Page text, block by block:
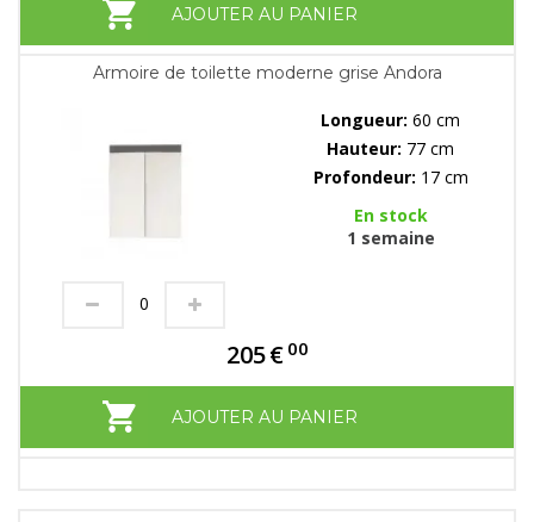
AJOUTER AU PANIER
Armoire de toilette moderne grise Andora
Longueur: 60 cm
Hauteur: 77 cm
Profondeur: 17 cm
En stock
1 semaine
205€ 00
AJOUTER AU PANIER